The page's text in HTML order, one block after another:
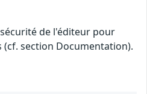
de l'éditeur pour
section Documentation).